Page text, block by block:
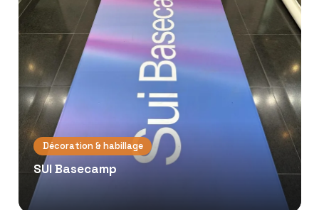
Décoration & habillage
SUI Basecamp